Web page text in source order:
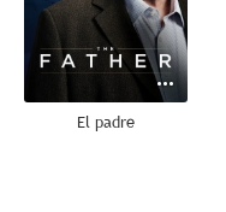
El padre